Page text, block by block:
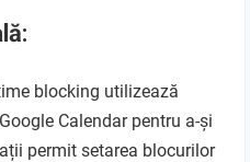
blocking utilizează
Calendar pentru a-și
permit setarea blocurilor